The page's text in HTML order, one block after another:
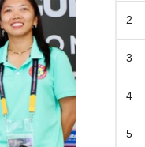
2
3
4
5